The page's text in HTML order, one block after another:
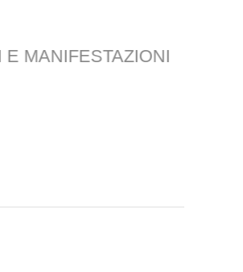
MANIFESTAZIONI